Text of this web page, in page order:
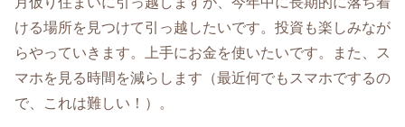
ける場所を見つけて引っ越したいです。投資も楽しみなが
らやっていきます。上手にお金を使いたいです。また、ス
マホを見る時間を減らします（最近何でもスマホでするの
で、これは難しい！）。